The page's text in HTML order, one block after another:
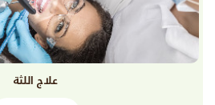
علاج اللثة